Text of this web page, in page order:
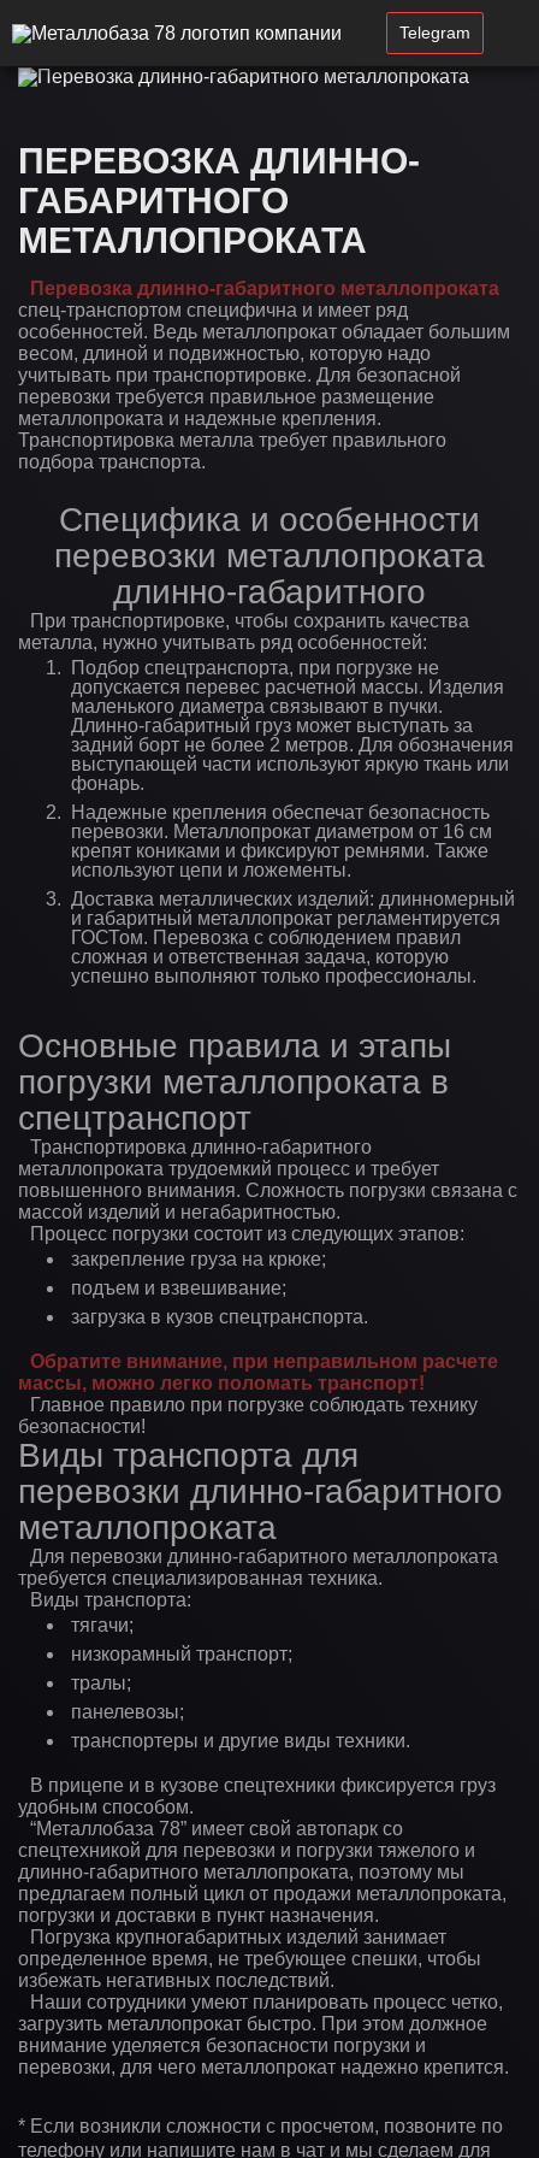
Telegram
ПЕРЕВОЗКА ДЛИННО-
ГАБАРИТНОГО
МЕТАЛЛОПРОКАТА
Перевозка длинно-габаритного металлопроката
спец-транспортом специфична и имеет ряд
особенностей. Ведь металлопрокат обладает большим
весом, длиной и подвижностью, которую надо
учитывать при транспортировке. Для безопасной
перевозки требуется правильное размещение
металлопроката и надежные крепления.
Транспортировка металла требует правильного
подбора транспорта.
Специфика и особенности
перевозки металлопроката
длинно-габаритного
При транспортировке, чтобы сохранить качества
металла, нужно учитывать ряд особенностей:
Подбор спецтранспорта, при погрузке не
допускается перевес расчетной массы. Изделия
маленького диаметра связывают в пучки.
Длинно-габаритный груз может выступать за
задний борт не более 2 метров. Для обозначения
выступающей части используют яркую ткань или
фонарь.
Надежные крепления обеспечат безопасность
перевозки. Металлопрокат диаметром от 16 см
крепят кониками и фиксируют ремнями. Также
используют цепи и ложементы.
Доставка металлических изделий: длинномерный
и габаритный металлопрокат регламентируется
ГОСТом. Перевозка с соблюдением правил
сложная и ответственная задача, которую
успешно выполняют только профессионалы.
Основные правила и этапы
погрузки металлопроката в
спецтранспорт
Транспортировка длинно-габаритного
металлопроката трудоемкий процесс и требует
повышенного внимания. Сложность погрузки связана с
массой изделий и негабаритностью.
Процесс погрузки состоит из следующих этапов:
закрепление груза на крюке;
подъем и взвешивание;
загрузка в кузов спецтранспорта.
Обратите внимание, при неправильном расчете
массы, можно легко поломать транспорт!
Главное правило при погрузке соблюдать технику
безопасности!
Виды транспорта для
перевозки длинно-габаритного
металлопроката
Для перевозки длинно-габаритного металлопроката
требуется специализированная техника.
Виды транспорта:
тягачи;
низкорамный транспорт;
тралы;
панелевозы;
транспортеры и другие виды техники.
В прицепе и в кузове спецтехники фиксируется груз
удобным способом.
“Металлобаза 78” имеет свой автопарк со
спецтехникой для перевозки и погрузки тяжелого и
длинно-габаритного металлопроката, поэтому мы
предлагаем полный цикл от продажи металлопроката,
погрузки и доставки в пункт назначения.
Погрузка крупногабаритных изделий занимает
определенное время, не требующее спешки, чтобы
избежать негативных последствий.
Наши сотрудники умеют планировать процесс четко,
загрузить металлопрокат быстро. При этом должное
внимание уделяется безопасности погрузки и
перевозки, для чего металлопрокат надежно крепится.
* Если возникли сложности с просчетом, позвоните по
телефону или напишите нам в чат и мы сделаем для